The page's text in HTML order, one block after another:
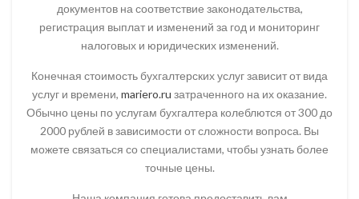
документов на соответствие законодательства,
регистрация выплат и изменений за год и мониторинг
налоговых и юридических изменений.
Конечная стоимость бухгалтерских услуг зависит от вида
услуг и времени, mariero.ru затраченного на их оказание.
Обычно цены по услугам бухгалтера колеблются от 300 до
2000 рублей в зависимости от сложности вопроса. Вы
можете связаться со специалистами, чтобы узнать более
точные цены.